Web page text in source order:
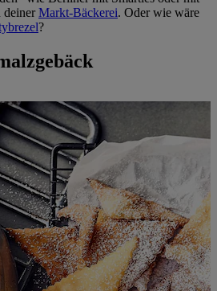
deinerMarkt-Bäckerei. Oder wie wäre
?